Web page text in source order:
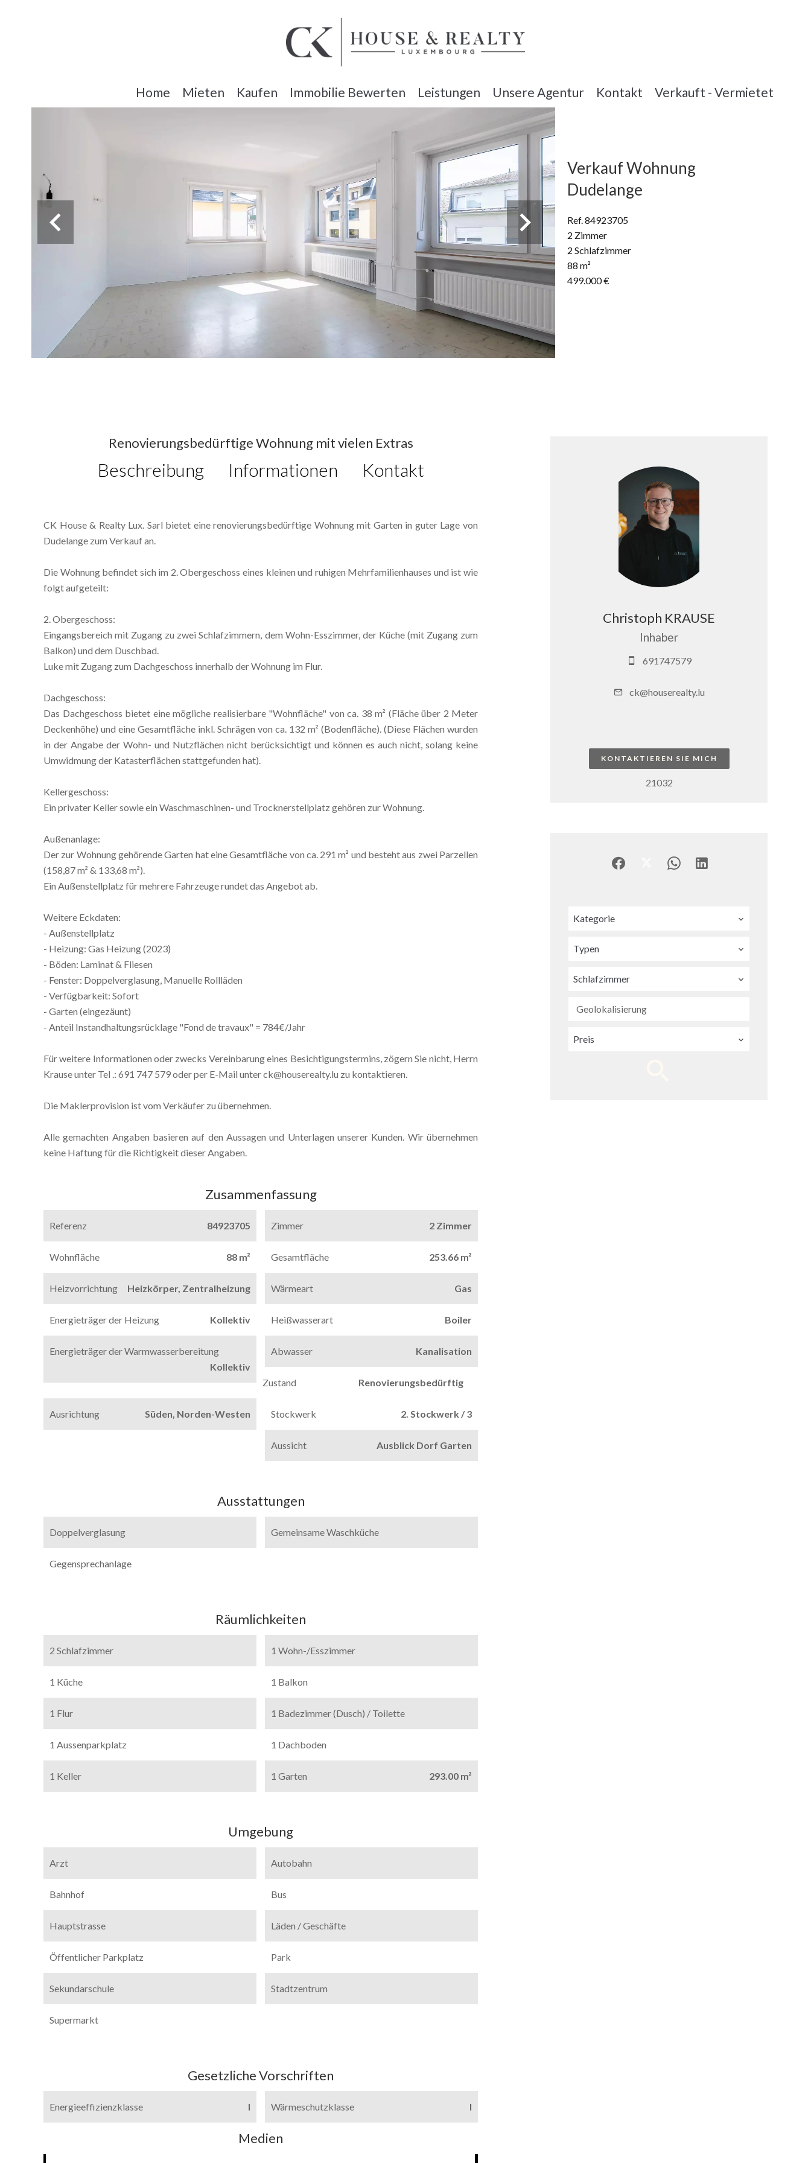
Home Mieten Kaufen Immobilie Bewerten Leistungen Unsere Agentur Kontakt Verkauft - Vermietet
Verkauf Wohnung
Dudelange
Ref. 84923705
2 Zimmer
2 Schlafzimmer
88 m²
499.000 €
Renovierungsbedürftige Wohnung mit vielen Extras
Beschreibung Informationen Kontakt
CK House & Realty Lux. Sarl bietet eine renovierungsbedürftige Wohnung mit Garten in guter Lage von
Dudelange zum Verkauf an.
Die Wohnung befindet sich im 2. Obergeschoss eines kleinen und ruhigen Mehrfamilienhauses und ist wie
folgt aufgeteilt:
2. Obergeschoss:
Eingangsbereich mit Zugang zu zwei Schlafzimmern, dem Wohn-Esszimmer, der Küche (mit Zugang zum
Balkon) und dem Duschbad.
Luke mit Zugang zum Dachgeschoss innerhalb der Wohnung im Flur.
Dachgeschoss:
Das Dachgeschoss bietet eine mögliche realisierbare "Wohnfläche" von ca. 38 m² (Fläche über 2 Meter
Deckenhöhe) und eine Gesamtfläche inkl. Schrägen von ca. 132 m² (Bodenfläche). (Diese Flächen wurden
in der Angabe der Wohn- und Nutzflächen nicht berücksichtigt und können es auch nicht, solang keine
Umwidmung der Katasterflächen stattgefunden hat).
Kellergeschoss:
Ein privater Keller sowie ein Waschmaschinen- und Trocknerstellplatz gehören zur Wohnung.
Außenanlage:
Der zur Wohnung gehörende Garten hat eine Gesamtfläche von ca. 291 m² und besteht aus zwei Parzellen
(158,87 m² & 133,68 m²).
Ein Außenstellplatz für mehrere Fahrzeuge rundet das Angebot ab.
Weitere Eckdaten:
- Außenstellplatz
- Heizung: Gas Heizung (2023)
- Böden: Laminat & Fliesen
- Fenster: Doppelverglasung, Manuelle Rollläden
- Verfügbarkeit: Sofort
- Garten (eingezäunt)
- Anteil Instandhaltungsrücklage "Fond de travaux" = 784€/Jahr
Für weitere Informationen oder zwecks Vereinbarung eines Besichtigungstermins, zögern Sie nicht, Herrn
Krause unter Tel .: 691 747 579 oder per E-Mail unter ck@houserealty.lu zu kontaktieren.
Die Maklerprovision ist vom Verkäufer zu übernehmen.
Alle gemachten Angaben basieren auf den Aussagen und Unterlagen unserer Kunden. Wir übernehmen
keine Haftung für die Richtigkeit dieser Angaben.
Zusammenfassung
Referenz 84923705 Zimmer 2 Zimmer
Wohnfläche 88 m² Gesamtfläche 253.66 m²
Heizvorrichtung Heizkörper, Zentralheizung Wärmeart Gas
Energieträger der Heizung Kollektiv Heißwasserart Boiler
Energieträger der Warmwasserbereitung
Kollektiv
Abwasser Kanalisation
Zustand Renovierungsbedürftig
Stockwerk 2. Stockwerk / 3
Ausrichtung Süden, Norden-Westen
Aussicht Ausblick Dorf Garten
Ausstattungen
Doppelverglasung Gemeinsame Waschküche
Gegensprechanlage
Räumlichkeiten
2 Schlafzimmer 1 Wohn-/Esszimmer
1 Küche 1 Balkon
1 Flur 1 Badezimmer (Dusch) / Toilette
1 Aussenparkplatz 1 Dachboden
1 Keller 1 Garten 293.00 m²
Umgebung
Arzt Autobahn
Bahnhof Bus
Hauptstrasse Läden / Geschäfte
Öffentlicher Parkplatz Park
Sekundarschule Stadtzentrum
Supermarkt
Gesetzliche Vorschriften
Energieeffizienzklasse I Wärmeschutzklasse I
Medien
Christoph KRAUSE
Inhaber
691747579
ck@houserealty.lu
KONTAKTIEREN SIE MICH
21032
Kategorie
Typen
Schlafzimmer
Geolokalisierung
Preis